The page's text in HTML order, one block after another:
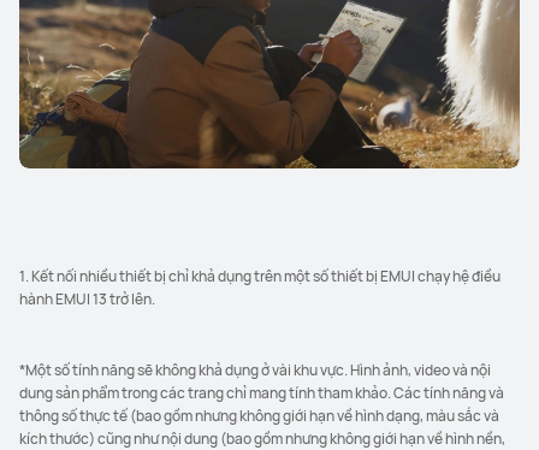
1. Kết nối nhiều thiết bị chỉ khả dụng trên một số thiết bị EMUI chạy hệ điều
hành EMUI 13 trở lên.
*Một số tính năng sẽ không khả dụng ở vài khu vực. Hình ảnh, video và nội
dung sản phẩm trong các trang chỉ mang tính tham khảo. Các tính năng và
thông số thực tế (bao gồm nhưng không giới hạn về hình dạng, màu sắc và
kích thước) cũng như nội dung (bao gồm nhưng không giới hạn về hình nền,